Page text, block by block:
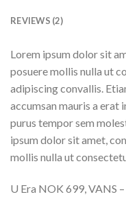
REVIEWS (2)
Lorem ipsum dolor sit
posuere mollis nulla ut
adipiscing convallis.
accumsan mauris a
purus tempor sem
ipsum dolor sit amet,
mollis nulla ut
U Era NOK 699, VANS